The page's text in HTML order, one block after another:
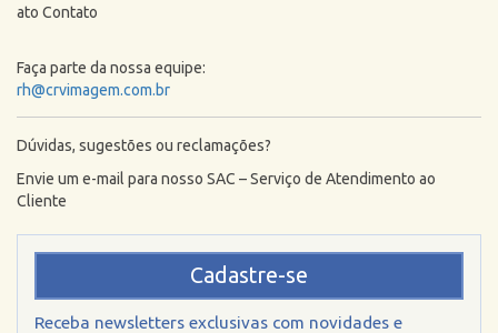
ato Contato
Faça parte da nossa equipe:
rh@crvimagem.com.br
Dúvidas, sugestões ou reclamações?
Envie um e-mail para nosso SAC – Serviço de Atendimento ao
Cliente
Cadastre-se
Receba newsletters exclusivas com novidades e